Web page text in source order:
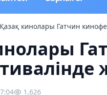
Қазақ кинолары Гатчин
1,626